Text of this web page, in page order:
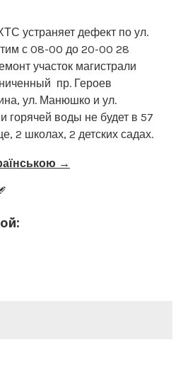
устраняет дефект по ул.
с 08-00 до 20-00 28
участок магистрали
пр. Героев
ул. Манюшко и ул.
горячей воды не будет в 57
2 школах, 2 детских садах.
→